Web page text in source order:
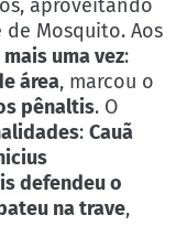
aproveitando
Mosquito. Aos
uma vez:
área, marcou o
pênaltis. O
: Cauã
defendeu o
na trave,